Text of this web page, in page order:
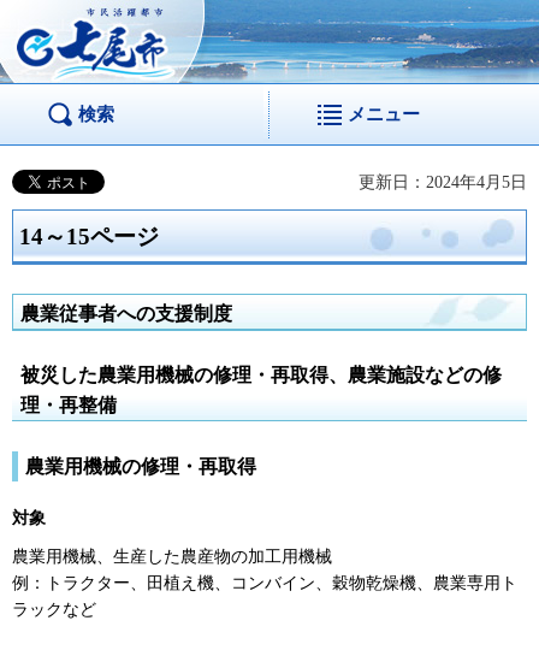
市民活躍都市 七尾
市
検索 メニュー
更新日：2024年4月5日
14～15ページ
農業従事者への支援制度
被災した農業用機械の修理・再取得、農業施設などの修
理・再整備
農業用機械の修理・再取得
対象
農業用機械、生産した農産物の加工用機械
例：トラクター、田植え機、コンバイン、穀物乾燥機、農業専用ト
ラックなど